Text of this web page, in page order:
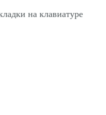
на клавиатуре